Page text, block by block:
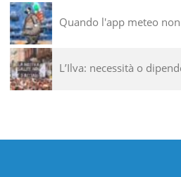
Quando l'app meteo
L’Ilva: necessità o